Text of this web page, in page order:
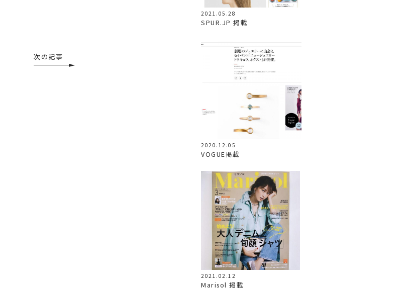
2021.05.28
SPUR.JP 掲載
2020.12.05
VOGUE掲載
2021.02.12
Marisol 掲載
次の記事